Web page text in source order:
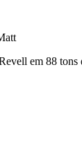
em 88 tons